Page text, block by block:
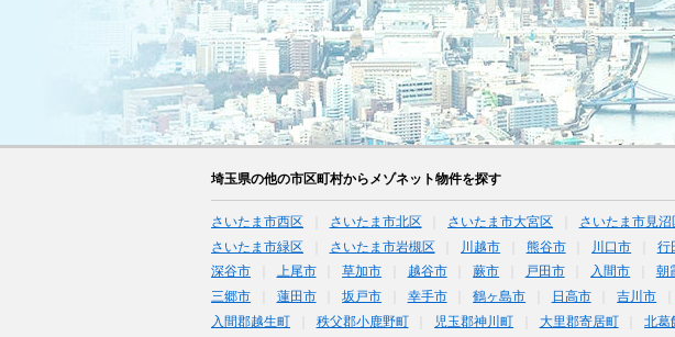
埼玉県の他の市区町村からメゾネット物件を探す
さいたま市西区 さいたま市北区 さいたま市大宮区 さいたま市見沼
さいたま市緑区
さいたま市岩槻区 川越市 熊谷市 川口市 行
深谷市
上尾市 草加市 越谷市 蕨市 戸田市 入間市 朝
三郷市
蓮田市 坂戸市 幸手市 鶴ヶ島市 日高市 吉川市
入間郡越生町
秩父郡小鹿野町 児玉郡神川町 大里郡寄居町 北葛